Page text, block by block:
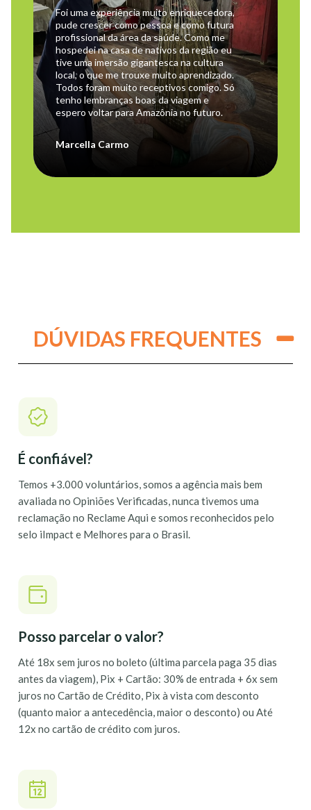
Foi uma experiência muito enriquecedora,
pude crescer como pessoa e como futura
profissional da área da saúde. Como me
hospedei na casa de nativos da região eu
tive uma imersão gigantesca na cultura
local, o que me trouxe muito aprendizado.
Todos foram muito receptivos comigo. Só
tenho lembranças boas da viagem e
espero voltar para Amazônia no futuro.
Marcella Carmo
DÚVIDAS FREQUENTES
É confiável?
Temos +3.000 voluntários, somos a agência mais bem
avaliada no Opiniões Verificadas, nunca tivemos uma
reclamação no Reclame Aqui e somos reconhecidos pelo
selo iImpact e Melhores para o Brasil.
Posso parcelar o valor?
Até 18x sem juros no boleto (última parcela paga 35 dias
antes da viagem), Pix + Cartão: 30% de entrada + 6x sem
juros no Cartão de Crédito, Pix à vista com desconto
(quanto maior a antecedência, maior o desconto) ou Até
12x no cartão de crédito com juros.